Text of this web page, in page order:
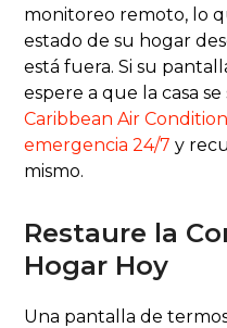
monitoreo remoto, lo
estado de su hogar
está fuera. Si su
espere a que la casa
Caribbean Air
emergencia 24/7 y
mismo.
Restaure la
Hogar Hoy
Una pantalla de